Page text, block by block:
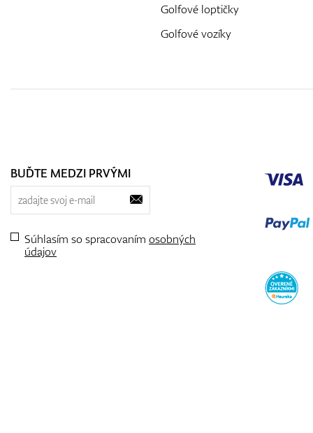
Golfové loptičky
Golfové vozíky
BUĎTE MEDZI PRVÝMI
Súhlasím so spracovaním osobných
údajov